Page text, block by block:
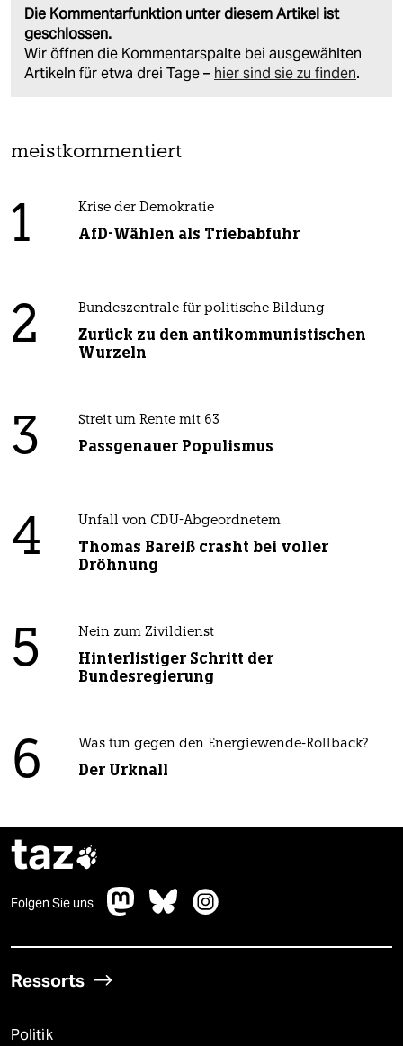
Die Kommentarfunktion unter diesem Artikel ist
geschlossen.
Wir öffnen die Kommentarspalte bei ausgewählten
Artikeln für etwa drei Tage – hier sind sie zu finden.
meistkommentiert
1 Krise der Demokratie
AfD-Wählen als Triebabfuhr
2 Bundeszentrale für politische Bildung
Zurück zu den antikommunistischen
Wurzeln
3 Streit um Rente mit 63
Passgenauer Populismus
4 Unfall von CDU-Abgeordnetem
Thomas Bareiß crasht bei voller
Dröhnung
5 Nein zum Zivildienst
Hinterlistiger Schritt der
Bundesregierung
6 Was tun gegen den Energiewende-Rollback?
Der Urknall
taz
Folgen Sie uns
Ressorts
Politik